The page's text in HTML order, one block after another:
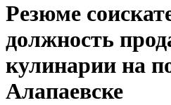
Резюме
должность
кулинарии на
Алапаевске